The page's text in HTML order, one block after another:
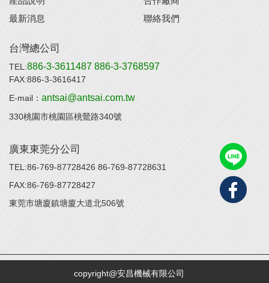
最新消息
聯絡我們
台灣總公司
TEL:886-3-3611487 886-3-3768597
FAX:886-3-3616417
E-mail： antsai@antsai.com.tw
330桃園市桃園區桃鶯路340號
廣東東莞分公司
TEL:86-769-87728426 86-769-87728631
FAX:86-769-87728427
東莞市塘廈鎮塘廈大道北506號
copyright@安昌機械有限公司